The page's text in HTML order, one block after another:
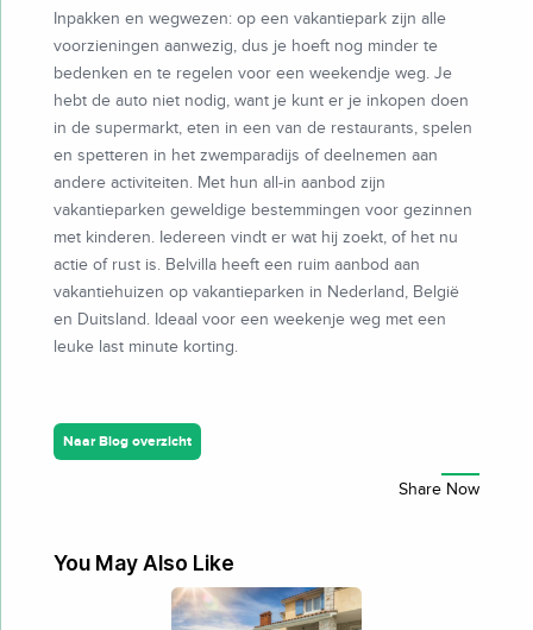
Inpakken en wegwezen: op een vakantiepark zijn alle
voorzieningen aanwezig, dus je hoeft nog minder te
bedenken en te regelen voor een weekendje weg. Je
hebt de auto niet nodig, want je kunt er je inkopen doen
in de supermarkt, eten in een van de restaurants, spelen
en spetteren in het zwemparadijs of deelnemen aan
andere activiteiten. Met hun all-in aanbod zijn
vakantieparken geweldige bestemmingen voor gezinnen
met kinderen. Iedereen vindt er wat hij zoekt, of het nu
actie of rust is. Belvilla heeft een ruim aanbod aan
vakantiehuizen op vakantieparken in Nederland, België
en Duitsland. Ideaal voor een weekenje weg met een
leuke last minute korting.
Naar Blog overzicht
You May Also Like